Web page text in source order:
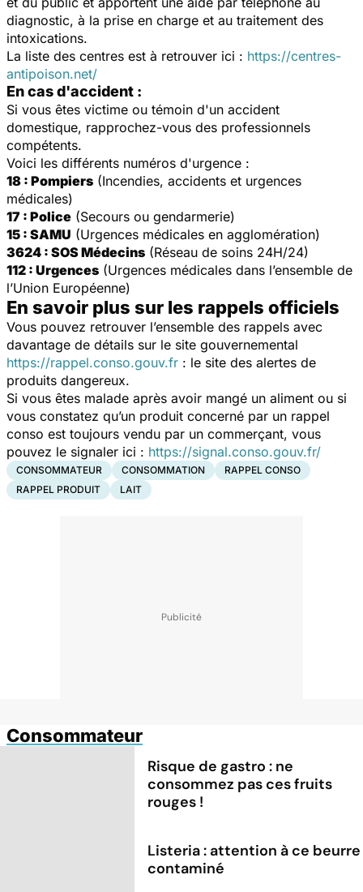
diagnostic, à la prise en charge et au traitement des
intoxications.
La liste des centres est à retrouver ici : https://centres-
antipoison.net/
En cas d'accident :
Si vous êtes victime ou témoin d'un accident
domestique, rapprochez-vous des professionnels
compétents.
Voici les différents numéros d'urgence :
18 : Pompiers (Incendies, accidents et urgences
médicales)
17 : Police (Secours ou gendarmerie)
15 : SAMU (Urgences médicales en agglomération)
3624 : SOS Médecins (Réseau de soins 24H/24)
112 : Urgences (Urgences médicales dans l’ensemble de
l’Union Européenne)
En savoir plus sur les rappels officiels
Vous pouvez retrouver l’ensemble des rappels avec
davantage de détails sur le site gouvernemental
https://rappel.conso.gouv.fr : le site des alertes de
produits dangereux.
Si vous êtes malade après avoir mangé un aliment ou si
vous constatez qu’un produit concerné par un rappel
conso est toujours vendu par un commerçant, vous
pouvez le signaler ici : https://signal.conso.gouv.fr/
CONSOMMATEUR CONSOMMATION
RAPPEL CONSO
RAPPEL PRODUIT
LAIT
Consommateur
Risque de gastro : ne
consommez pas ces fruits
rouges !
Listeria : attention à ce beurre
contaminé